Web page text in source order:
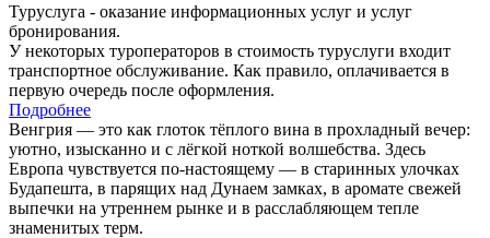
Туруслуга - оказание информационных услуг и услуг
бронирования.
У некоторых туроператоров в стоимость туруслуги входит
транспортное обслуживание. Как правило, оплачивается в
первую очередь после оформления.
Подробнее
Венгрия — это как глоток тёплого вина в прохладный вечер:
уютно, изысканно и с лёгкой ноткой волшебства. Здесь
Европа чувствуется по-настоящему — в старинных улочках
Будапешта, в парящих над Дунаем замках, в аромате свежей
выпечки на утреннем рынке и в расслабляющем тепле
знаменитых терм.